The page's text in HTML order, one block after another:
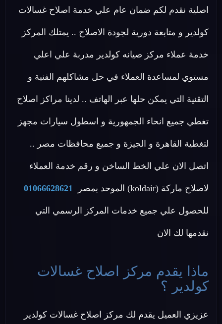
اصلية نقدم لكم ضمان عام علي خدمة اصلاح غسالات
كولدير و متابعة دورية لجودة الاصلاح .. يمتلك المركز
خدمة عملاء مركز صيانه كولدير مدربة علي اعلي
مستوي لمساعدة العملاء في حل مشاكلهم الفنية و
التقنية التي يمكن حلها عبر الهاتف .. لدينا مراكز اصلاح
تغطي جميع انحاء الجمهورية و اسطول سيارات مجهز
لتغطية القاهرة و الجيزة و جميع محافظات مصر ..
اتصل الان علي الخط الساخن و رقم خدمة العملاء
لاصلاح ماركة (koldair) الموحد بمصر 01066628621
للحصول علي جميع خدمات المركز الرسمي التي
نقدمها لك الان
ماذا يقدم مركز اصلاح غسالات
كولدير ؟
عزيزي العميل يقدم لك مركز اصلاح غسالات كولدير